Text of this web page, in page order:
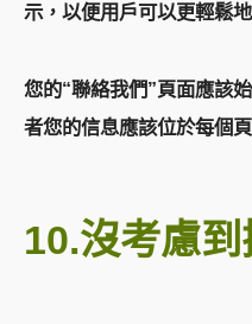
示，以便用戶可以更輕鬆
您的“聯絡我們”頁面應該
者您的信息應該位於每個
10.沒考慮